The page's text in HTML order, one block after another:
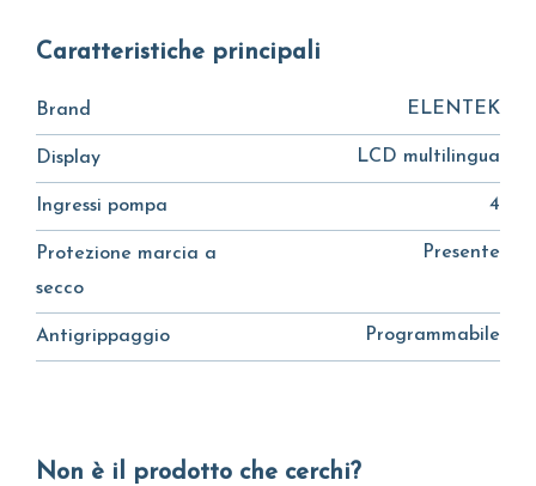
Caratteristiche principali
Brand ELENTEK
Display LCD multilingua
Ingressi pompa 4
Protezione marcia a
secco
Presente
Antigrippaggio Programmabile
Non è il prodotto che cerchi?